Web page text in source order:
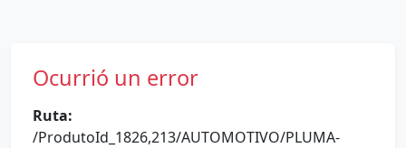
Ocurrió un error
Ruta:
/ProdutoId_1826,213/AUTOMOTIVO/PLUMA-